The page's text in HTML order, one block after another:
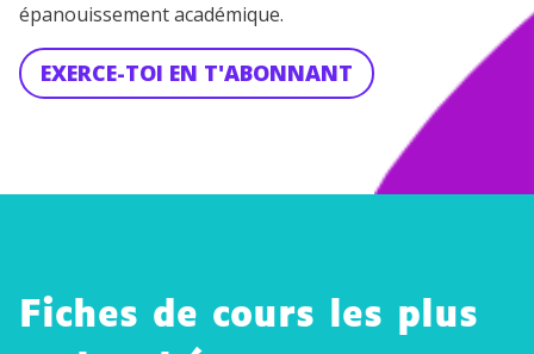
épanouissement académique.
EXERCE-TOI EN T'ABONNANT
Fiches de cours les plus